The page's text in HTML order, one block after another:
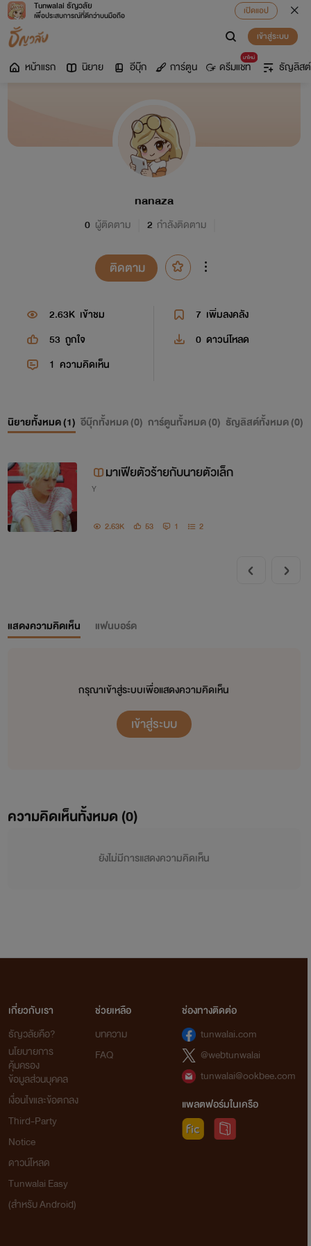
Tunwalai ธัญวลัย
เพื่อประสบการณ์ที่ดีกว่าบนมือถือ
เปิดแอป
เข้าสู่ระบบ
หน้าแรก นิยาย อีบุ๊ก การ์ตูน
มาใหม่
ดรีมแชท ธัญลิสต์
nanaza
0 ผู้ติดตาม 2 กำลังติดตาม
ติดตาม
2.63K เข้าชม 7 เพิ่มลงคลัง
53 ถูกใจ 0 ดาวน์โหลด
1 ความคิดเห็น
นิยายทั้งหมด (1) อีบุ๊กทั้งหมด (0) การ์ตูนทั้งหมด (0) ธัญลิสต์ทั้งหมด (0)
มาเฟียตัวร้ายกับนายตัวเล็ก
Y
2.63K 53 1 2
แสดงความคิดเห็น แฟนบอร์ด
กรุณาเข้าสู่ระบบเพื่อแสดงความคิดเห็น
เข้าสู่ระบบ
ความคิดเห็นทั้งหมด (0)
ยังไม่มีการแสดงความคิดเห็น
เกี่ยวกับเรา
ธัญวลัยคือ?
นโยบายการ
คุ้มครอง
ข้อมูลส่วนบุคคล
เงื่อนไขและข้อตกลง
Third-Party
Notice
ดาวน์โหลด
Tunwalai Easy
(สำหรับ Android)
ช่วยเหลือ
บทความ
FAQ
ช่องทางติดต่อ
tunwalai.com
@webtunwalai
tunwalai@ookbee.com
แพลตฟอร์มในเครือ